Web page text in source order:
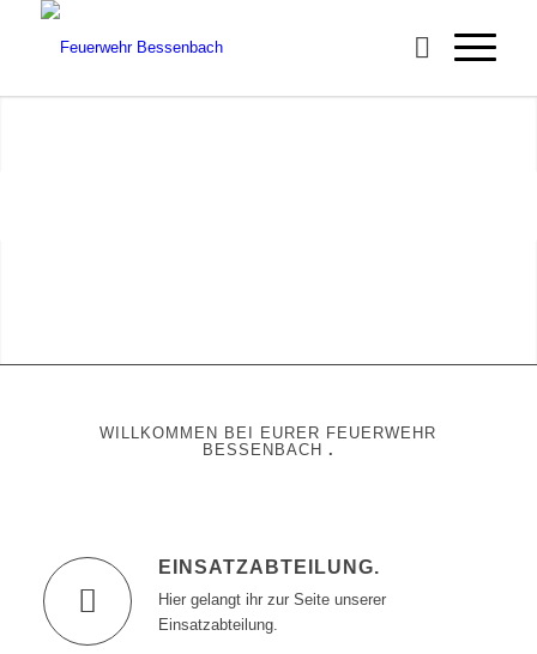
WILLKOMMEN BEI EURER FEUERWEHR
BESSENBACH .
EINSATZABTEILUNG.
Hier gelangt ihr zur Seite unserer
Einsatzabteilung.